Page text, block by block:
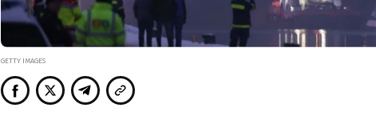
GETTY IMAGES